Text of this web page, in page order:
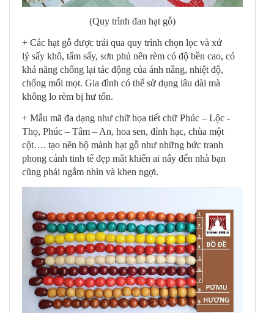
(Quy trình đan hạt gỗ)
+ Các hạt gỗ được trải qua quy trình chọn lọc và xử
lý sấy khô, tẩm sấy, sơn phủ nên rèm có độ bền cao, có
khả năng chống lại tác động của ánh nắng, nhiệt độ,
chống mối mọt. Gia đình có thể sử dụng lâu dài mà
không lo rèm bị hư tổn.
+ Mẫu mã đa dạng như chữ họa tiết chữ Phúc – Lộc -
Thọ, Phúc – Tâm – An, hoa sen, đỉnh hạc, chùa một
cột…. tạo nên bộ mành hạt gỗ như những bức tranh
phong cảnh tinh tế đẹp mắt khiến ai nấy đến nhà bạn
cũng phải ngắm nhìn và khen ngợi.